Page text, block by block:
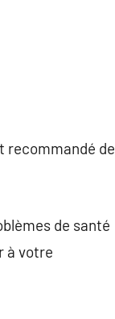
recommandé de
de santé
à votre